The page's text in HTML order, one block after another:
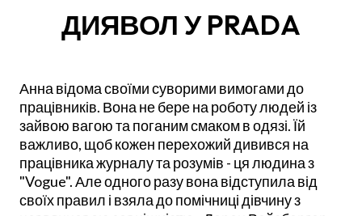
ДИЯВОЛ У PRADA
Анна відома своїми суворими вимогами до
працівників. Вона не бере на роботу людей із
зайвою вагою та поганим смаком в одязі. Їй
важливо, щоб кожен перехожий дивився на
працівника журналу та розумів - ця людина з
"Vogue". Але одного разу вона відступила від
своїх правил і взяла до помічниці дівчину з